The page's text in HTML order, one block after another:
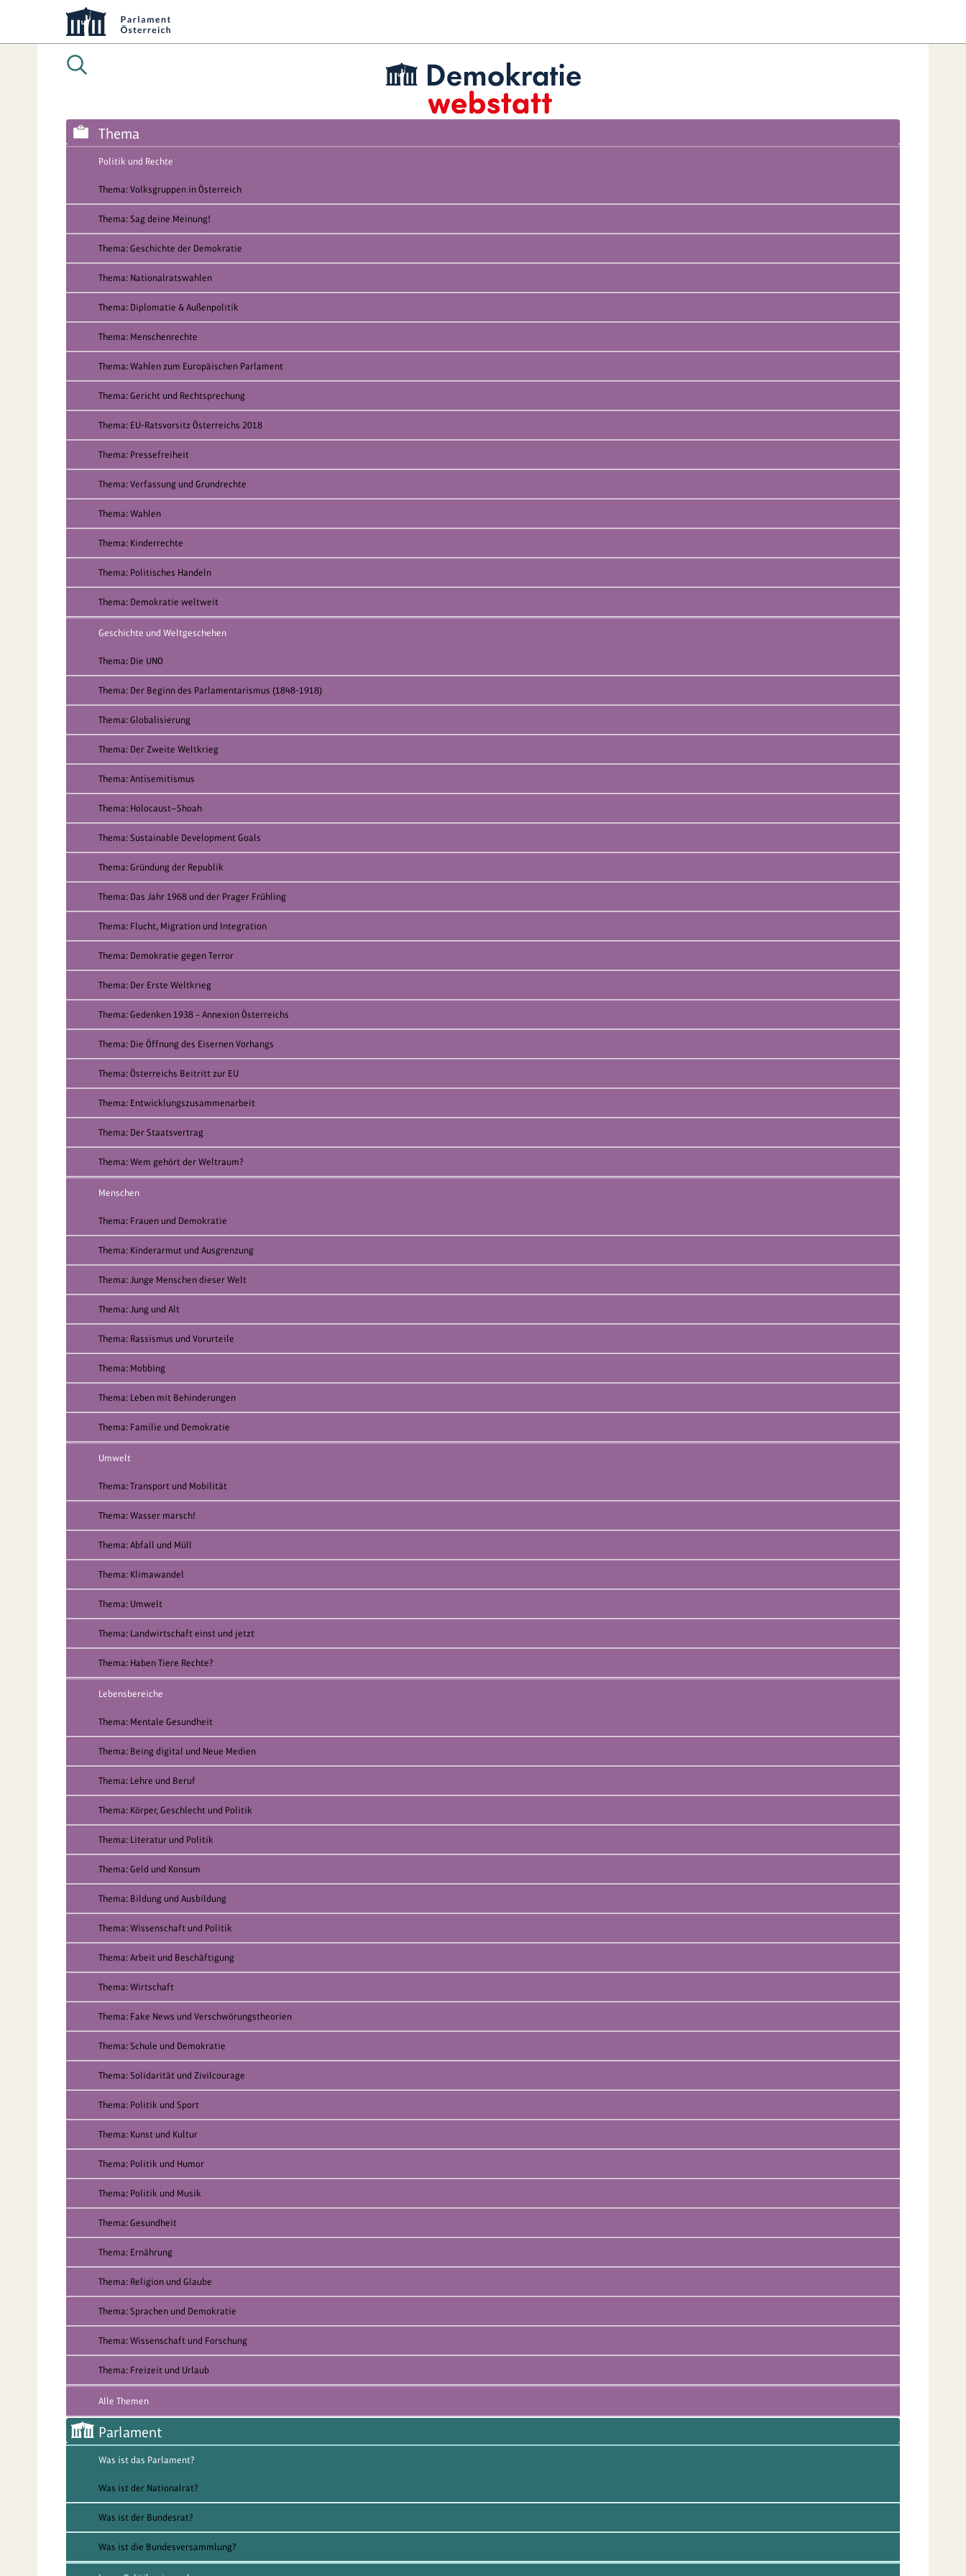
Thema
Politik und Rechte
Thema: Volksgruppen in Österreich
Thema: Sag deine Meinung!
Thema: Geschichte der Demokratie
Thema: Nationalratswahlen
Thema: Diplomatie & Außenpolitik
Thema: Menschenrechte
Thema: Wahlen zum Europäischen Parlament
Thema: Gericht und Rechtsprechung
Thema: EU-Ratsvorsitz Österreichs 2018
Thema: Pressefreiheit
Thema: Verfassung und Grundrechte
Thema: Wahlen
Thema: Kinderrechte
Thema: Politisches Handeln
Thema: Demokratie weltweit
Geschichte und Weltgeschehen
Thema: Die UNO
Thema: Der Beginn des Parlamentarismus (1848-1918)
Thema: Globalisierung
Thema: Der Zweite Weltkrieg
Thema: Antisemitismus
Thema: Holocaust—Shoah
Thema: Sustainable Development Goals
Thema: Gründung der Republik
Thema: Das Jahr 1968 und der Prager Frühling
Thema: Flucht, Migration und Integration
Thema: Demokratie gegen Terror
Thema: Der Erste Weltkrieg
Thema: Gedenken 1938 – Annexion Österreichs
Thema: Die Öffnung des Eisernen Vorhangs
Thema: Österreichs Beitritt zur EU
Thema: Entwicklungszusammenarbeit
Thema: Der Staatsvertrag
Thema: Wem gehört der Weltraum?
Menschen
Thema: Frauen und Demokratie
Thema: Kinderarmut und Ausgrenzung
Thema: Junge Menschen dieser Welt
Thema: Jung und Alt
Thema: Rassismus und Vorurteile
Thema: Mobbing
Thema: Leben mit Behinderungen
Thema: Familie und Demokratie
Umwelt
Thema: Transport und Mobilität
Thema: Wasser marsch!
Thema: Abfall und Müll
Thema: Klimawandel
Thema: Umwelt
Thema: Landwirtschaft einst und jetzt
Thema: Haben Tiere Rechte?
Lebensbereiche
Thema: Mentale Gesundheit
Thema: Being digital und Neue Medien
Thema: Lehre und Beruf
Thema: Körper, Geschlecht und Politik
Thema: Literatur und Politik
Thema: Geld und Konsum
Thema: Bildung und Ausbildung
Thema: Wissenschaft und Politik
Thema: Arbeit und Beschäftigung
Thema: Wirtschaft
Thema: Fake News und Verschwörungstheorien
Thema: Schule und Demokratie
Thema: Solidarität und Zivilcourage
Thema: Politik und Sport
Thema: Kunst und Kultur
Thema: Politik und Humor
Thema: Politik und Musik
Thema: Gesundheit
Thema: Ernährung
Thema: Religion und Glaube
Thema: Sprachen und Demokratie
Thema: Wissenschaft und Forschung
Thema: Freizeit und Urlaub
Alle Themen
Parlament
Was ist das Parlament?
Was ist der Nationalrat?
Was ist der Bundesrat?
Was ist die Bundesversammlung?